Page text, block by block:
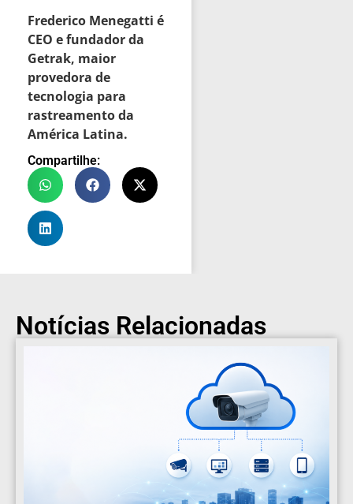
Frederico Menegatti é
CEO e fundador da
Getrak, maior
provedora de
tecnologia para
rastreamento da
América Latina.
Compartilhe:
Notícias Relacionadas